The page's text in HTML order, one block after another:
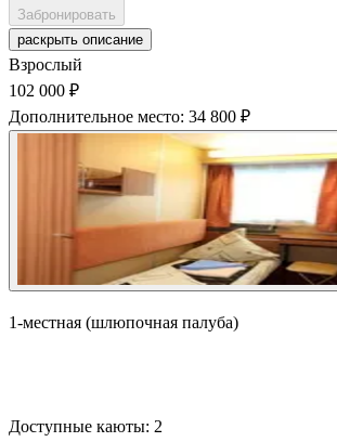
Забронировать
раскрыть описание
Взрослый
102 000 ₽
Дополнительное место: 34 800 ₽
1-местная (шлюпочная палуба)
Доступные каюты: 2